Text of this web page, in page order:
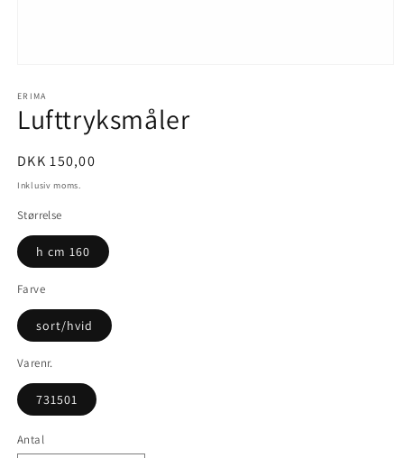
1
i
modus
ERIMA
Lufttryksmåler
Normalpris
DKK 150,00
Inklusiv moms.
Størrelse
h cm 160
Farve
sort/hvid
Varenr.
731501
Antal